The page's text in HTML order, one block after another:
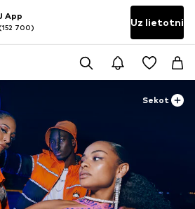
App
(152 700) Uz lietotni
Sekot